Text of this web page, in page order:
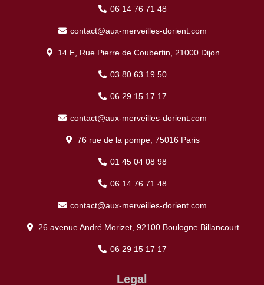
06 14 76 71 48
contact@aux-merveilles-dorient.com
14 E, Rue Pierre de Coubertin, 21000 Dijon
03 80 63 19 50
06 29 15 17 17
contact@aux-merveilles-dorient.com
76 rue de la pompe, 75016 Paris
01 45 04 08 98
06 14 76 71 48
contact@aux-merveilles-dorient.com
26 avenue André Morizet, 92100 Boulogne Billancourt
06 29 15 17 17
Legal